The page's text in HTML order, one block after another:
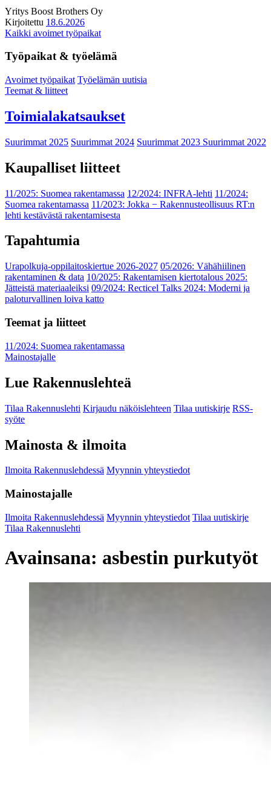
Yritys Boost Brothers Oy
Kirjoitettu 18.6.2026
Kaikki avoimet työpaikat
Työpaikat & työelämä
Avoimet työpaikat Työelämän uutisia
Teemat & liitteet
Toimialakatsaukset
Suurimmat 2025 Suurimmat 2024 Suurimmat 2023 Suurimmat 2022
Kaupalliset liitteet
11/2025: Suomea rakentamassa 12/2024: INFRA-lehti 11/2024:
Suomea rakentamassa 11/2023: Jokka − Rakennusteollisuus RT:n
lehti kestävästä rakentamisesta
Tapahtumia
Urapolkuja-oppilaitoskiertue 2026-2027 05/2026: Vähähiilinen
rakentaminen & data 10/2025: Rakentamisen kiertotalous 2025:
Jätteistä materiaaleiksi 09/2024: Recticel Talks 2024: Moderni ja
paloturvallinen loiva katto
Teemat ja liitteet
11/2024: Suomea rakentamassa
Mainostajalle
Lue Rakennuslehteä
Tilaa Rakennuslehti Kirjaudu näköislehteen Tilaa uutiskirje RSS-
syöte
Mainosta & ilmoita
Ilmoita Rakennuslehdessä Myynnin yhteystiedot
Mainostajalle
Ilmoita Rakennuslehdessä Myynnin yhteystiedot Tilaa uutiskirje
Tilaa Rakennuslehti
Avainsana: asbestin purkutyöt